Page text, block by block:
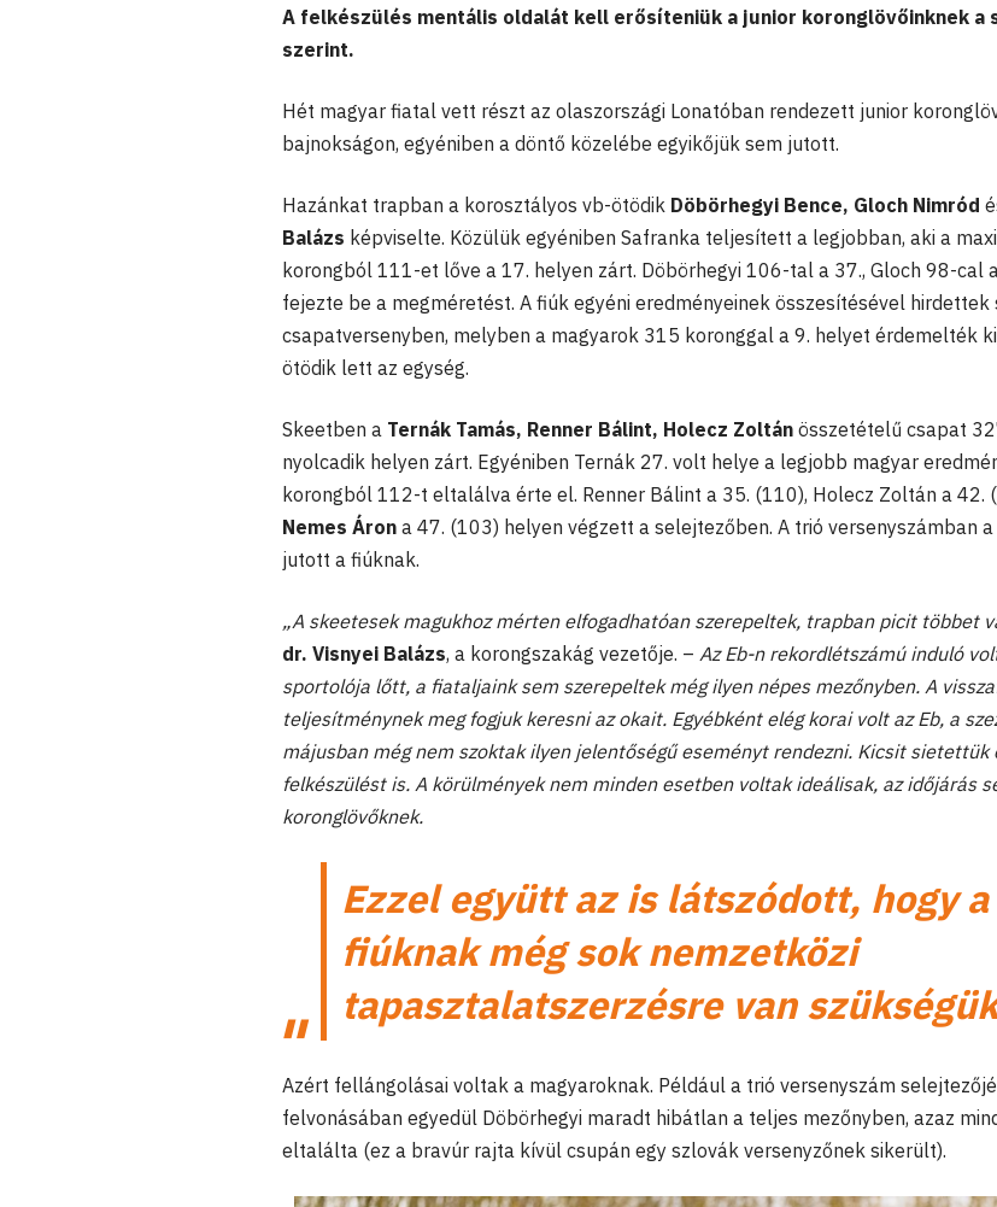
A felkészülés mentális oldalát kell erősíteniük a junior koronglövőinknek a
szerint.
Hét magyar fiatal vett részt az olaszországi Lonatóban rendezett junior
bajnokságon, egyéniben a döntő közelébe egyikőjük sem jutott.
Hazánkat trapban a korosztályos vb-ötödik Döbörhegyi Bence, Gloch Nimród
Balázs képviselte. Közülük egyéniben Safranka teljesített a legjobban, aki a
korongból 111-et lőve a 17. helyen zárt. Döbörhegyi 106-tal a 37., Gloch 98-cal
fejezte be a megméretést. A fiúk egyéni eredményeinek összesítésével hirdettek
csapatversenyben, melyben a magyarok 315 koronggal a 9. helyet érdemelték
ötödik lett az egység.
Skeetben a Ternák Tamás, Renner Bálint, Holecz Zoltán összetételű csapat
nyolcadik helyen zárt. Egyéniben Ternák 27. volt helye a legjobb magyar
korongból 112-t eltalálva érte el. Renner Bálint a 35. (110), Holecz Zoltán a 42.
Nemes Áron a 47. (103) helyen végzett a selejtezőben. A trió versenyszámban
jutott a fiúknak.
„A skeetesek magukhoz mérten elfogadhatóan szerepeltek, trapban picit többet
dr. Visnyei Balázs, a korongszakág vezetője. – Az Eb-n rekordlétszámú induló
sportolója lőtt, a fiataljaink sem szerepeltek még ilyen népes mezőnyben. A
teljesítménynek meg fogjuk keresni az okait. Egyébként elég korai volt az Eb, a
májusban még nem szoktak ilyen jelentőségű eseményt rendezni. Kicsit sietettük
felkészülést is. A körülmények nem minden esetben voltak ideálisak, az időjárás
koronglövőknek.
Ezzel együtt az is látszódott, hogy a
fiúknak még sok nemzetközi
tapasztalatszerzésre van
Azért fellángolásai voltak a magyaroknak. Például a trió versenyszám
felvonásában egyedül Döbörhegyi maradt hibátlan a teljes mezőnyben, azaz
eltalálta (ez a bravúr rajta kívül csupán egy szlovák versenyzőnek sikerült).